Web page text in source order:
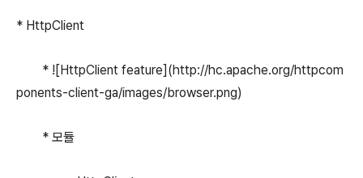
* HttpClient
* ![HttpClient feature](http://hc.apache.org/httpcom
ponents-client-ga/images/browser.png)
* 모듈